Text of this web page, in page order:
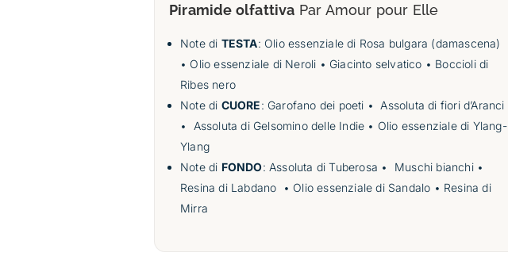
Piramide olfattiva Par Amour pour Elle
Note di TESTA: Olio essenziale di Rosa bulgara (damascena)
• Olio essenziale di Neroli • Giacinto selvatico • Boccioli di
Ribes nero
Note di CUORE: Garofano dei poeti • Assoluta di fiori d’Aranci
•
Assoluta di Gelsomino delle Indie • Olio essenziale di Ylang-
Ylang
Note di FONDO: Assoluta di Tuberosa •
Muschi bianchi •
Resina di Labdano
• Olio essenziale di Sandalo • Resina di
Mirra